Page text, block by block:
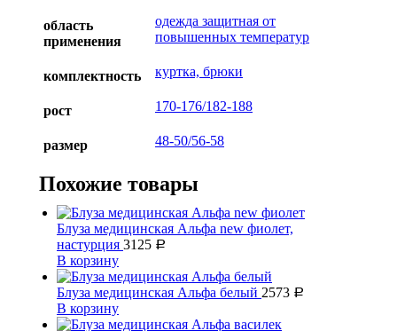
область
применения
одежда защитная от
повышенных температур
комплектность куртка, брюки
рост 170-176/182-188
размер 48-50/56-58
Похожие товары
Блуза медицинская Альфа new фиолет,
настурция 3125 Р
В корзину
Блуза медицинская Альфа белый 2573 Р
В корзину